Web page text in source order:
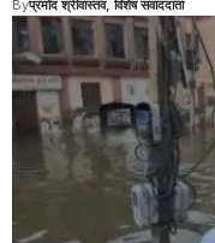
Byप्रमोद श्रीवास्तव, विशेष संवाददाता